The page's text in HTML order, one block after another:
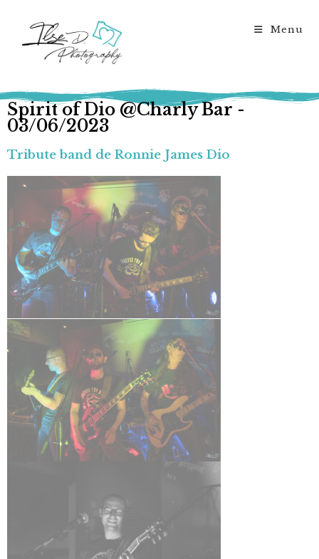
Menu
Spirit of Dio @Charly Bar -
03/06/2023
Tribute band de Ronnie James Dio